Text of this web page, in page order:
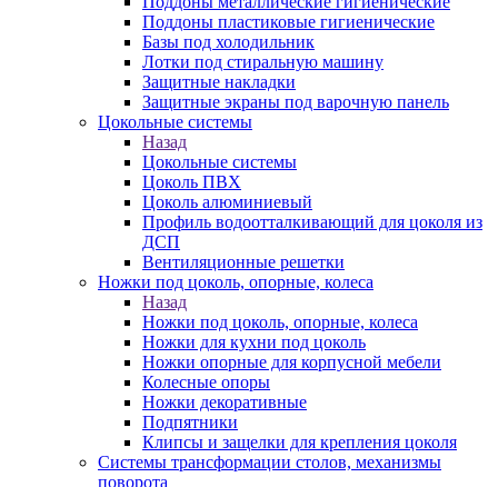
Поддоны пластиковые гигиенические
Базы под холодильник
Лотки под стиральную машину
Защитные накладки
Защитные экраны под варочную панель
Цокольные системы
Назад
Цокольные системы
Цоколь ПВХ
Цоколь алюминиевый
Профиль водоотталкивающий для цоколя из
ДСП
Вентиляционные решетки
Ножки под цоколь, опорные, колеса
Назад
Ножки под цоколь, опорные, колеса
Ножки для кухни под цоколь
Ножки опорные для корпусной мебели
Колесные опоры
Ножки декоративные
Подпятники
Клипсы и защелки для крепления цоколя
Системы трансформации столов, механизмы
поворота